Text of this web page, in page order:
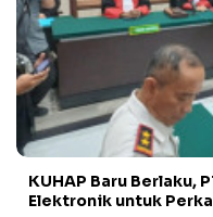
KUHAP Baru Berlaku,
Elektronik untuk